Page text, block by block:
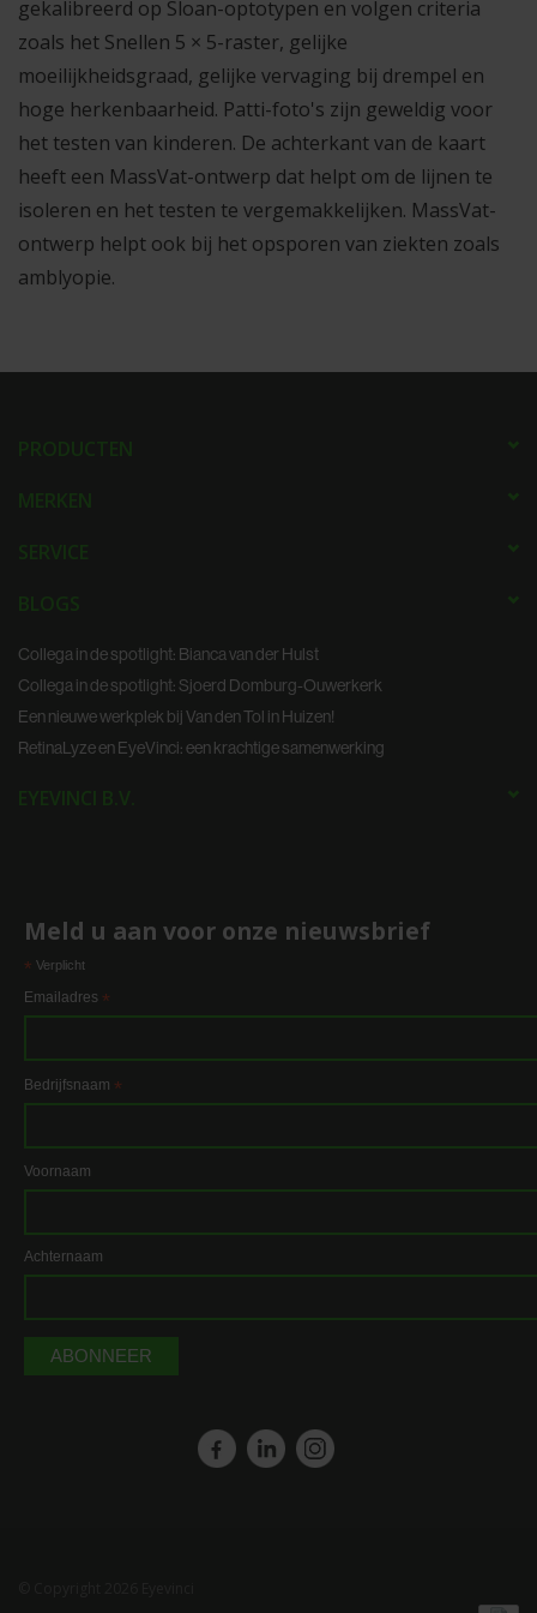
partners kunnen deze gegevens combineren met andere
informatie die u aan ze heeft verstrekt of die ze hebben
verzameld op basis van uw gebruik van hun services.
gekalibreerd op Sloan-optotypen en volgen criteria
zoals het Snellen 5 × 5-raster, gelijke
moeilijkheidsgraad, gelijke vervaging bij drempel en
hoge herkenbaarheid. Patti-foto's zijn geweldig voor
het testen van kinderen. De achterkant van de kaart
heeft een MassVat-ontwerp dat helpt om de lijnen te
isoleren en het testen te vergemakkelijken. MassVat-
ontwerp helpt ook bij het opsporen van ziekten zoals
amblyopie.
PRODUCTEN
MERKEN
SERVICE
BLOGS
Collega in de spotlight: Bianca van der Hulst
Collega in de spotlight: Sjoerd Domburg-Ouwerkerk
Een nieuwe werkplek bij Van den Tol in Huizen!
RetinaLyze en EyeVinci: een krachtige samenwerking
EYEVINCI B.V.
Meld u aan voor onze nieuwsbrief
* Verplicht
Emailadres *
Bedrijfsnaam *
Voornaam
Achternaam